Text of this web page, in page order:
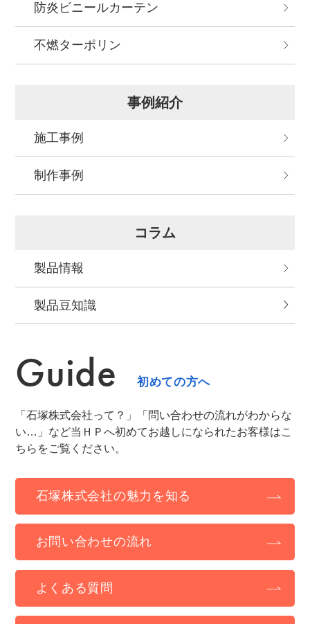
防炎ビニールカーテン
不燃ターポリン
事例紹介
施工事例
制作事例
コラム
製品情報
製品⾖知識
Guide 初めての方へ
「石塚株式会社って？」「問い合わせの流れがわからな
い…」など当ＨＰへ初めてお越しになられたお客様はこ
ちらをご覧ください。
石塚株式会社の魅力を知る
お問い合わせの流れ
よくある質問